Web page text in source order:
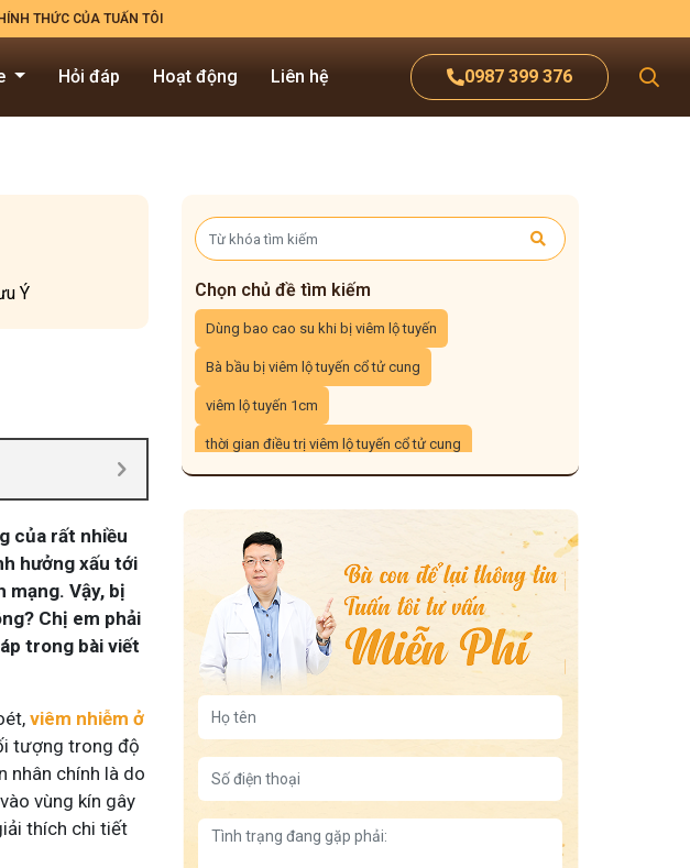
THỨC CỦA TUẤN TÔI
0987 399 376
Hỏi đáp Hoạt động Liên hệ
Ý
của rất nhiều
hưởng xấu tới
mạng. Vậy, bị
Chị em phải
trong bài viết
viêm nhiễm ở
tượng trong độ
nhân chính là do
vùng kín gây
thích chi tiết
Chọn chủ đề tìm kiếm
Dùng bao cao su khi bị viêm lộ tuyến
Bà bầu bị viêm lộ tuyến cổ tử cung
viêm lộ tuyến 1cm
thời gian điều trị viêm lộ tuyến cổ tử cung